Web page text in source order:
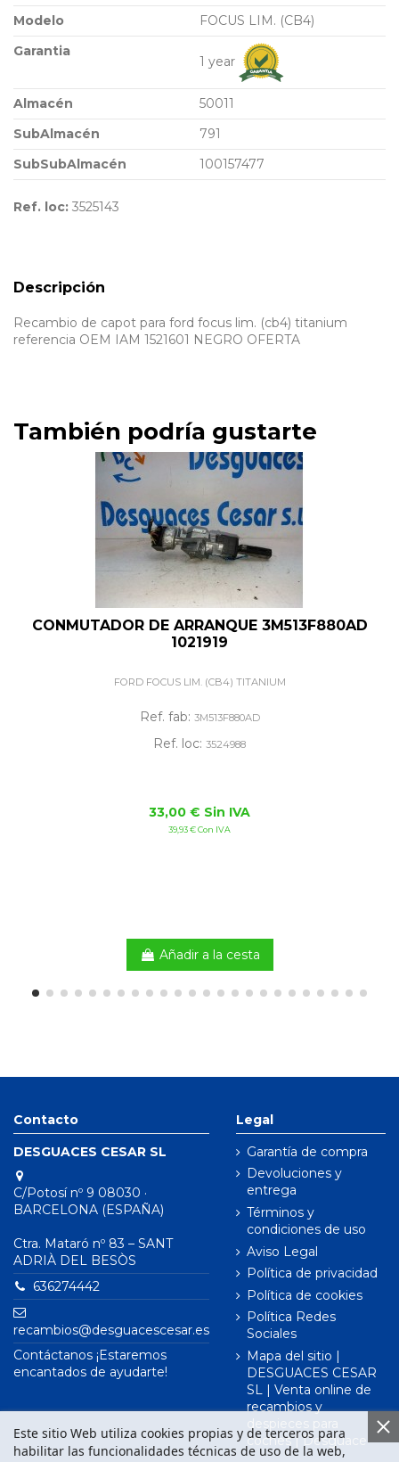
Modelo
FOCUS LIM. (CB4)
Garantia
1 year
Almacén
50011
SubAlmacén
791
SubSubAlmacén
100157477
Ref. loc: 3525143
Descripción
Recambio de capot para ford focus lim. (cb4) titanium
referencia OEM IAM 1521601 NEGRO OFERTA
También podría gustarte
CONMUTADOR DE ARRANQUE 3M513F880AD
1021919
FORD FOCUS LIM. (CB4) TITANIUM
Ref. fab: 3M513F880AD
Ref. loc: 3524988
33,00 € Sin IVA
39,93 € Con IVA
Añadir a la cesta
Contacto
DESGUACES CESAR SL
C/Potosí nº 9 08030 ·
BARCELONA (ESPAÑA)
Ctra. Mataró nº 83 – SANT
ADRIÀ DEL BESÒS
636274442
recambios@desguacescesar.es
Contáctanos ¡Estaremos
encantados de ayudarte!
Legal
Garantía de compra
Devoluciones y
entrega
Términos y
condiciones de uso
Aviso Legal
Política de privacidad
Política de cookies
Política Redes
Sociales
Mapa del sitio |
DESGUACES CESAR
SL | Venta online de
recambios y
despieces para
coches | Desguace
Este sitio Web utiliza cookies propias y de terceros para
habilitar las funcionalidades técnicas de uso de la web,